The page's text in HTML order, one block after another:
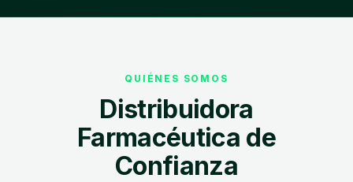
QUIÉNES SOMOS
Distribuidora
Farmacéutica de
Confianza